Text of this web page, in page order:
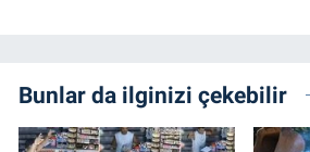
Bunlar da ilginizi çekebilir